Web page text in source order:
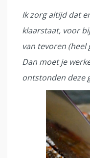
Ik zorg altijd dat
klaarstaat, voor
van tevoren (heel
Dan moet je
ontstonden deze